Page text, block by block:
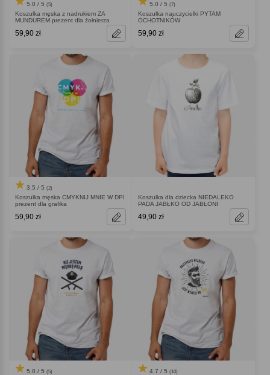
5.0 / 5 (5)
Koszulka męska z nadrukiem ZA
MUNDUREM prezent dla żołnierza
59,90 zł
5.0 / 5 (7)
Koszulka nauczycielki PYTAM
OCHOTNIKÓW
59,90 zł
3.5 / 5 (2)
Koszulka męska CMYKNIJ MNIE W DPI
prezent dla grafika
59,90 zł
Koszulka dla dziecka NIEDALEKO
PADA JABŁKO OD JABŁONI
49,90 zł
5.0 / 5 (5) 4.7 / 5 (10)